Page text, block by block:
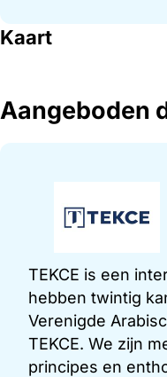
Kaart
Aangeboden
TEKCE is een
hebben twintig
Verenigde
TEKCE. We zijn
principes en